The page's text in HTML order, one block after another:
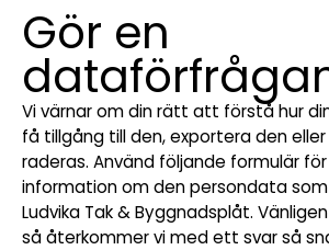
Gör en
Vi värnar om din rätt att förstå hur
få tillgång till den, exportera den
raderas. Använd följande formulär
information om den persondata
Ludvika Tak & Byggnadsplåt.
så återkommer vi med ett svar så